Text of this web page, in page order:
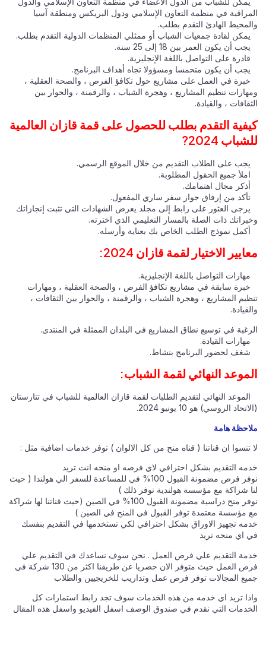
المراقبة في منظمة التعاون الإسلامي ودول البريكس ومنطقة آسيا
والمحيط الهادئ التقدم بطلب.
يمكن لقادة جمعيات الشباب أو ممثلي المنظمات الدولية التقدم بطلب.
يجب أن يكون العمر بين 18 إلى 25 سنة.
قادرة على التواصل باللغة الإنجليزية.
يجب أن يكون متحمسا ومسؤولا تجاه أهداف البرنامج.
خبرة في العمل على مشاريع حول تكافؤ الفرص ، والصحة العقلية ،
ومهارات تنظيم المشاريع ، وهجرة الشباب ، والرقمنة ، والحوار بين
الثقافات ، والقيادة.
كيفية التقدم بطلب للحصول على قمة قازان العالمية
للشباب 2024?
يجب على الطلاب التقديم من خلال الموقع الرسمي.
املأ جميع الحقول المطلوبة.
أذكر مجال اهتمامك.
تأكد من إرفاق جواز سفر ساري المفعول.
يرجى العثور على رابط إلى مجلد يعرض الشهادات التي تثبت إنجازاتك
وخبراتك ذات الصلة بالمسار التعليمي الذي اخترته.
أكمل نموذج الطلب الخاص بك بعناية وأرسله.
معايير الاختيار لقمة قازان 2024:
مهارات التواصل باللغة الإنجليزية.
خبرة سابقة في مشاريع تكافؤ الفرص ، والصحة العقلية ، ومهارات
تنظيم المشاريع ، وهجرة الشباب ، والرقمنة ، والحوار بين الثقافات ،
والقيادة.
الرغبة في توسيع نطاق المشاريع في البلدان الممثلة في المنتدى.
مهارات القيادة.
شغف لحضور البرنامج بنشاط.
الموعد النهائي لقمة الشباب:
الموعد النهائي لتقديم الطلبات لقمة قازان العالمية للشباب في تتارستان
(الاتحاد الروسي) هو 10 يونيو 2024.
ملاحظة هامة
لا تنسوا ان قناتنا ( قناه منح من كل الالوان ) توفر خدمات اضافية مثل :
خدمه التقديم بشكل احترافي لاي فرصه او منحه انت تريد
نوفر فرص مضمونة القبول 100% في للمساعدة للسفر الي هولندا ( حيث
لنا شراكة مع مؤسسة هولندية توفر ذلك )
نوفر منح دراسية مضمونة القبول 100% في الصين (حيث قناتنا لها شراكة
مع مؤسسة معتمدة توفر القبول في المنح في الصين )
خدمه تجهيز الاوراق بشكل احترافي لكي تستخدمها في التقديم بنفسك
في اي منحه تريد
خدمة التقديم علي فرص العمل . نحن سوف نساعدك في التقديم علي
فرص العمل حيث متوفر الان حصريا عن طريقنا اكثر من 130 شركة في
جميع المجالات توفر فرص عمل وتداريب للخريجيين والطلاب
واذا تريد اي خدمه من هذه الخدمات سوف تجد رابط استمارات كل
الخدمات التي نقدم في صندوق الوصف اسفل الفيديو واسفل هذه المقال